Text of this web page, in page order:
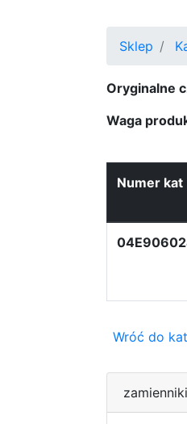
Sklep
Oryginalne
Waga
Numer kat
Wróć do
zamienniki